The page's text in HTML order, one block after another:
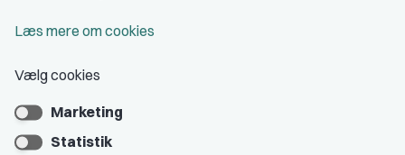
Bliv medlem
Læs mere om cookies
Vælg cookies
Marketing
Statistik